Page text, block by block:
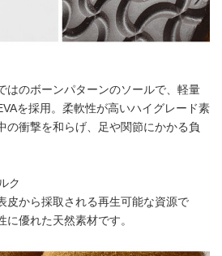
はのボーンパターンのソールで、軽量
を採用。柔軟性が高いハイグレード素
の衝撃を和らげ、足や関節にかかる負
ク
皮から採取される再生可能な資源で
優れた天然素材です。